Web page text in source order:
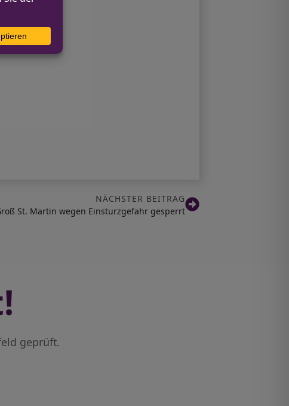
NÄCHSTER BEITRAG
St. Martin wegen Einsturzgefahr gesperrt
geprüft.